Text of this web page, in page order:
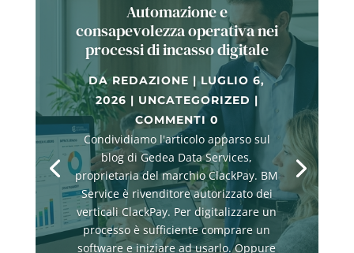
Automazione e
consapevolezza operativa nei
processi di incasso digitale
DAREDAZIONE |LUGLIO 6,
2026 | UNCATEGORIZED |
COMMENTI 0
Condividiamo l'articolo apparso sul
blog di Gedea Data Services,
proprietaria del marchio ClackPay. BM
Service è rivenditore autorizzato dei
verticali ClackPay. Per digitalizzare un
processo è sufficiente comprare un
software e iniziare ad usarlo. Oppure